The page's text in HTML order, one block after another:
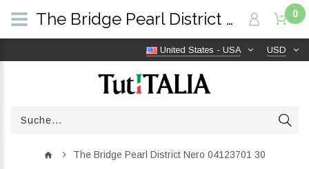
USD
United States - USA
0
The Bridge Pearl District Nero 04123701 30
The Bridge Pearl District Nero 04123701 30 | TutITALIA